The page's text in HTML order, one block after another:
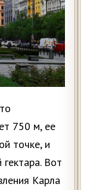
750 м, ее
точке, и
Вот
Карла